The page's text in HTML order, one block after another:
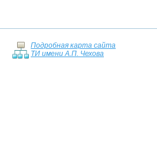
Подробная карта сайта
ТИ имени А.П. Чехова